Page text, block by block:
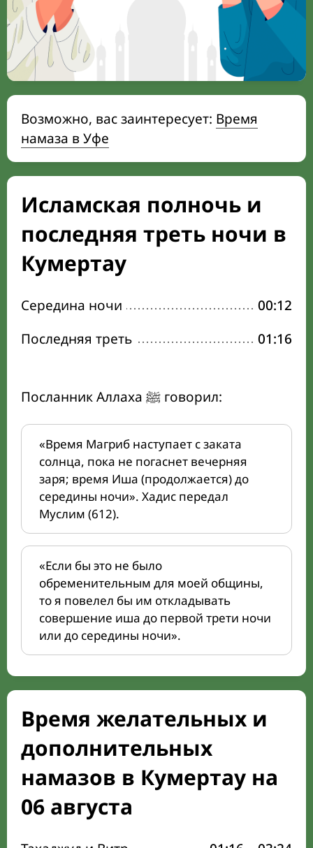
Возможно, вас заинтересует: Время
намаза в Уфе
Исламская полночь и
последняя треть ночи в
Кумертау
Середина ночи
00:12
Последняя треть
01:16
Посланник Аллаха ﷺ говорил:
«Время Магриб наступает с заката
солнца, пока не погаснет вечерняя
заря; время Иша (продолжается) до
середины ночи». Хадис передал
Муслим (612).
«Если бы это не было
обременительным для моей общины,
то я повелел бы им откладывать
совершение иша до первой трети ночи
или до середины ночи».
Время желательных и
дополнительных
намазов в Кумертау на
06 августа